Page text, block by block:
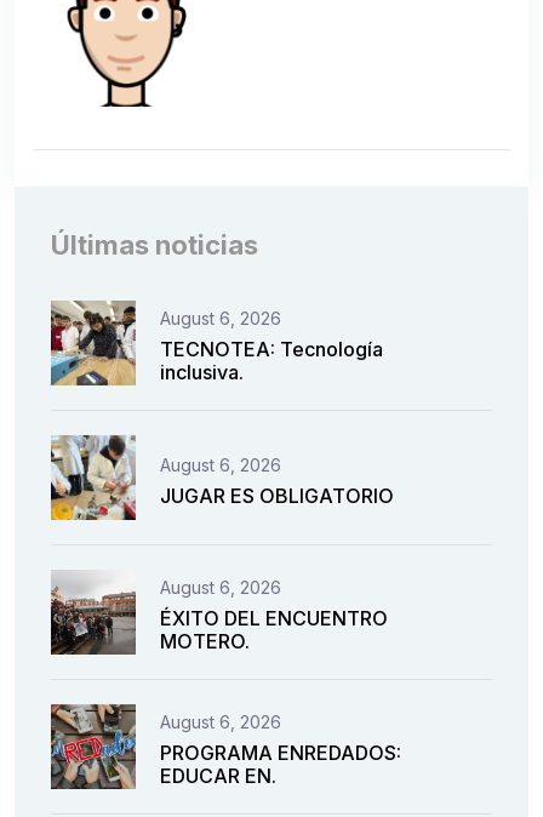
Últimas noticias
August 6, 2026
TECNOTEA: Tecnología
inclusiva.
August 6, 2026
JUGAR ES OBLIGATORIO
August 6, 2026
ÉXITO DEL ENCUENTRO
MOTERO.
August 6, 2026
PROGRAMA ENREDADOS:
EDUCAR EN.